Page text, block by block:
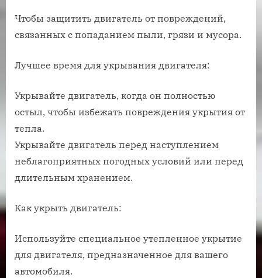
Чтобы защитить двигатель от повреждений,
связанных с попаданием пыли, грязи и мусора.
Лучшее время для укрывания двигателя:
Укрывайте двигатель, когда он полностью
остыл, чтобы избежать повреждения укрытия от
тепла.
Укрывайте двигатель перед наступлением
неблагоприятных погодных условий или перед
длительным хранением.
Как укрыть двигатель:
Используйте специальное утепленное укрытие
для двигателя, предназначенное для вашего
автомобиля.